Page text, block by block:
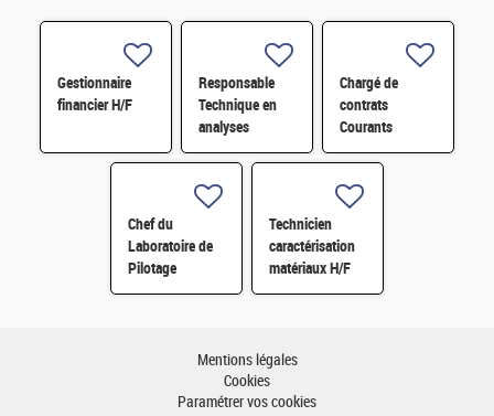
Gestionnaire
financier H/F
Responsable
Technique en
analyses
radiologiques
Chargé de
contrats
Courants
Faibles (CFA)
Chef du
Laboratoire de
Pilotage
Intelligent des
Technicien
caractérisation
matériaux H/F
Mentions légales
Cookies
Paramétrer vos cookies